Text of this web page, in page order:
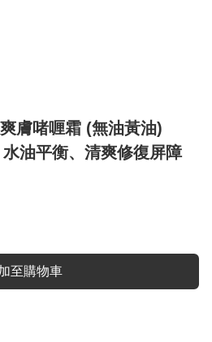
膚啫喱霜 (無油黃油)
油平衡、清爽修復屏障
至購物車